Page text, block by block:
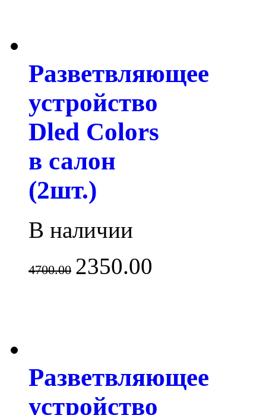
Разветвляющее
устройство
Dled Colors
в салон
(2шт.)
В наличии
4700.00 2350.00
Разветвляющее
устройство